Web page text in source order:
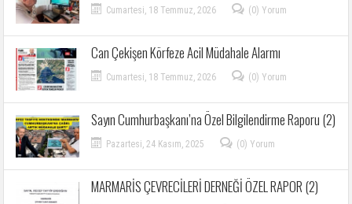
Cumartesi, 18 Temmuz, 2026 (0) Yorum
Can Çekişen Körfeze Acil Müdahale Alarmı
Cumartesi, 18 Temmuz, 2026 (0) Yorum
Sayın Cumhurbaşkanı’na Özel Bilgilendirme Raporu (2)
Pazartesi, 24 Kasım, 2025 (0) Yorum
MARMARİS ÇEVRECİLERİ DERNEĞİ ÖZEL RAPOR (2)